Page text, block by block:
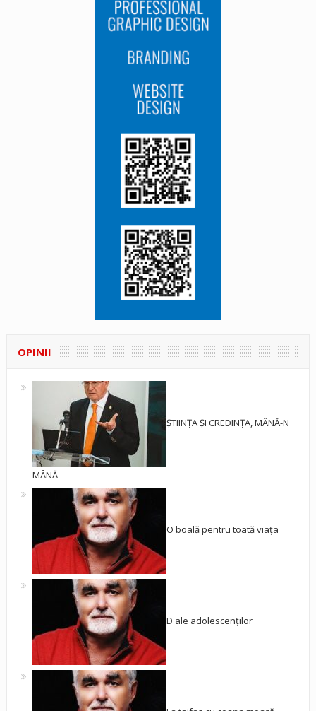
OPINII
ȘTIINȚA ȘI CREDINȚA, MÂNĂ-N
MÂNĂ
O boală pentru toată viața
D'ale adolescenților